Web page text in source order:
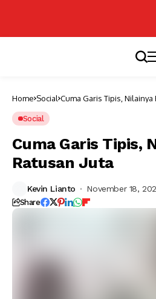
Home Social Cuma Garis Tipis, Nilainya
Social
Cuma Garis Tipis,
Ratusan Juta
Kevin Lianto November 18,
Share